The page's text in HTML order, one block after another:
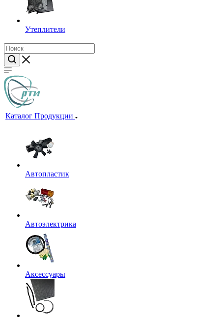
Утеплители
Каталог Продукции
Автопластик
Автоэлектрика
Аксессуары